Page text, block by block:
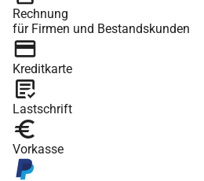
Rechnung
für Firmen und Bestandskunden
Kreditkarte
Lastschrift
Vorkasse